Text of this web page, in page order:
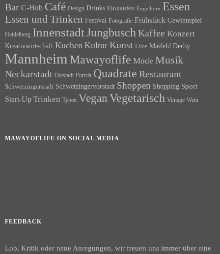
Bar C-Hub Café Design Drinks Einkaufen Engelhorn Essen
Essen und Trinken Festival Fotografie Frühstück Gewinnspiel
Heidelberg InnenstadtJungbusch Kaffee Konzert
Kreativwirtschaft Kuchen Kultur Kunst Live Maifeld Derby
Mannheim Mawayoflife Mode Musik
Neckarstadt Oststadt Porträt Quadrate Restaurant
Schwetzingerstadt Schwetzingervorstadt Shoppen Shopping Sport
Start-Up Trinken Typen Vegan Vegetarisch Vintage Wein
MAWAYOFLIFE ON SOCIAL MEDIA
FEEDBACK
Lob, Kritik oder neue Anregungen, wir freuen uns immer über eine